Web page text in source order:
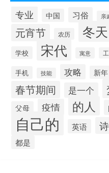
专业 中国 习俗 亲
元宵节 农历 冬天
学校 宋代 寓意
手机 技能 攻略 新年
春节期间 是一个
父母 疫情 的人
自己的 英语
都是